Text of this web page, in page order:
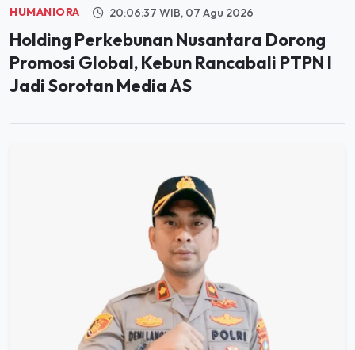
Holding Perkebunan Nusantara Dorong
Promosi Global, Kebun Rancabali PTPN I
Jadi Sorotan Media AS